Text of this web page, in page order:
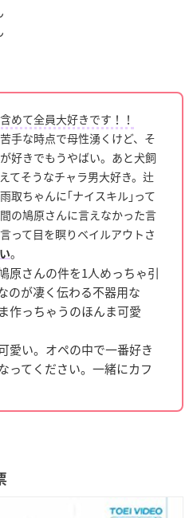
めて全員大好きです！！
手な時点で母性湧くけど、そ
好きでもうやばい。あと犬飼
てそうなチャラ男大好き。辻
取ちゃんに｢ナイスキル｣って
の鳩原さんに言えなかった言
って目を瞑りベイルアウトさ
。
原さんの件を1人めっちゃ引
のが凄く伝わる不器用な
作っちゃうのほんま可愛
愛い。オペの中で一番好き
ってください。一緒にカフ